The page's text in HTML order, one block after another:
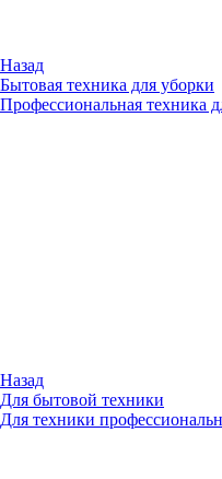
Назад
Бытовая техника для уборки
Профессиональная техника
Назад
Для бытовой техники
Для техники